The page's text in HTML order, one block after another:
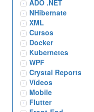
ADO .NET
NHibernate
XML
Cursos
Docker
Kubernetes
WPF
Crystal Reports
Vídeos
Mobile
Flutter